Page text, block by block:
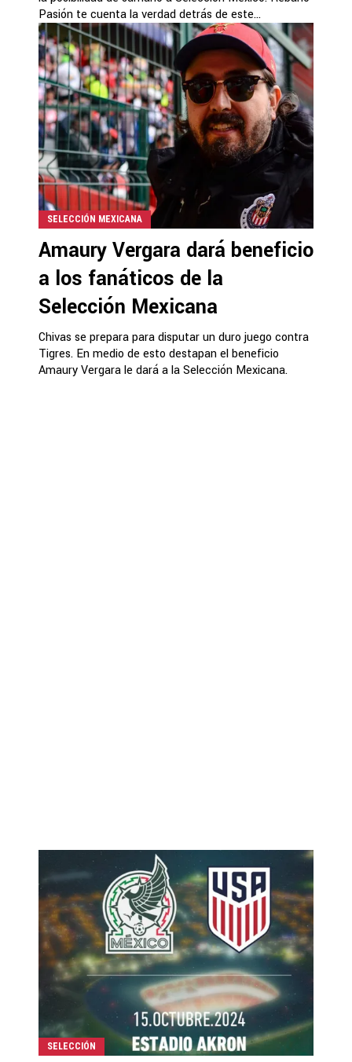
Pasión te cuenta la verdad detrás de este...
SELECCIÓN MEXICANA
Amaury Vergara dará beneficio
a los fanáticos de la
Selección Mexicana
Chivas se prepara para disputar un duro juego contra
Tigres. En medio de esto destapan el beneficio
Amaury Vergara le dará a la Selección Mexicana.
SELECCIÓN